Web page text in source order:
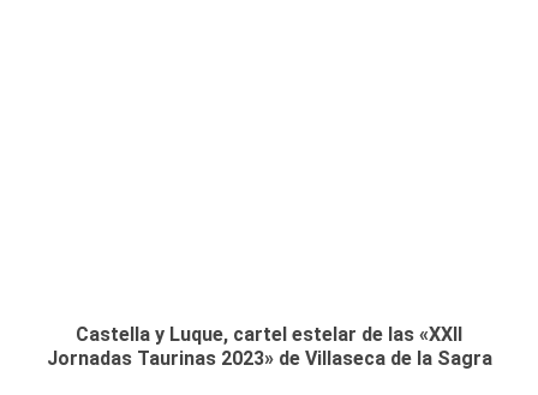
Castella y Luque, cartel estelar de las «XXII
Jornadas Taurinas 2023» de Villaseca de la Sagra